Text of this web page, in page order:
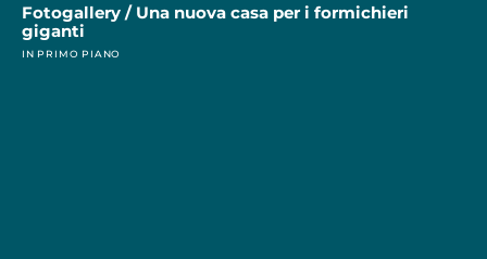
Fotogallery / Una nuova casa per i formichieri
giganti
IN PRIMO PIANO